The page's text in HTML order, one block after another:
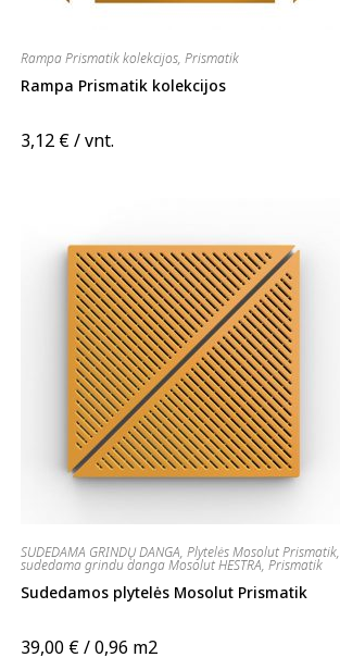
Rampa Prismatik kolekcijos, Prismatik
Rampa Prismatik kolekcijos
3,12 €/ vnt.
SUDEDAMA GRINDŲ DANGA, Plytelės Mosolut Prismatik,
sudedama grindu danga Mosolut HESTRA, Prismatik
Sudedamos plytelės Mosolut Prismatik
39,00 €/ 0,96 m2